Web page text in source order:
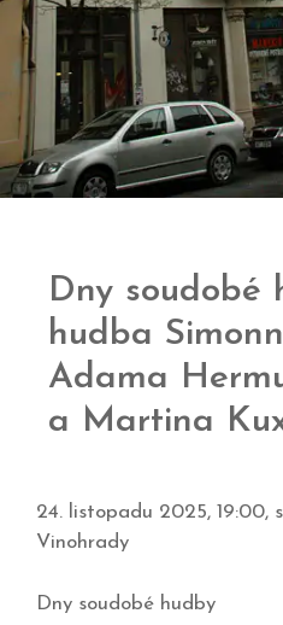
Dny soudobé
hudba
Adama
a Martina
24. listopadu 2025, 19:00,
Vinohrady
Dny soudobé hudby